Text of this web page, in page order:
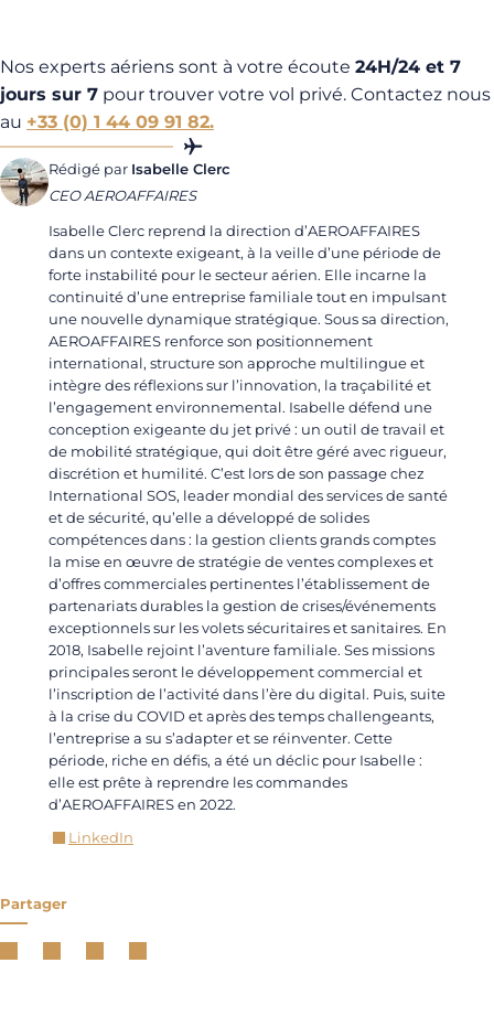
Nos experts aériens sont à votre écoute 24H/24 et 7
jours sur 7 pour trouver votre vol privé. Contactez nous
au +33 (0) 1 44 09 91 82.
Rédigé par Isabelle Clerc
CEO AEROAFFAIRES
Isabelle Clerc reprend la direction d’AEROAFFAIRES
dans un contexte exigeant, à la veille d’une période de
forte instabilité pour le secteur aérien. Elle incarne la
continuité d’une entreprise familiale tout en impulsant
une nouvelle dynamique stratégique. Sous sa direction,
AEROAFFAIRES renforce son positionnement
international, structure son approche multilingue et
intègre des réflexions sur l’innovation, la traçabilité et
l’engagement environnemental. Isabelle défend une
conception exigeante du jet privé : un outil de travail et
de mobilité stratégique, qui doit être géré avec rigueur,
discrétion et humilité. C’est lors de son passage chez
International SOS, leader mondial des services de santé
et de sécurité, qu’elle a développé de solides
compétences dans : la gestion clients grands comptes
la mise en œuvre de stratégie de ventes complexes et
d’offres commerciales pertinentes l’établissement de
partenariats durables la gestion de crises/événements
exceptionnels sur les volets sécuritaires et sanitaires. En
2018, Isabelle rejoint l’aventure familiale. Ses missions
principales seront le développement commercial et
l’inscription de l’activité dans l’ère du digital. Puis, suite
à la crise du COVID et après des temps challengeants,
l’entreprise a su s’adapter et se réinventer. Cette
période, riche en défis, a été un déclic pour Isabelle :
elle est prête à reprendre les commandes
d’AEROAFFAIRES en 2022.
LinkedIn
Partager